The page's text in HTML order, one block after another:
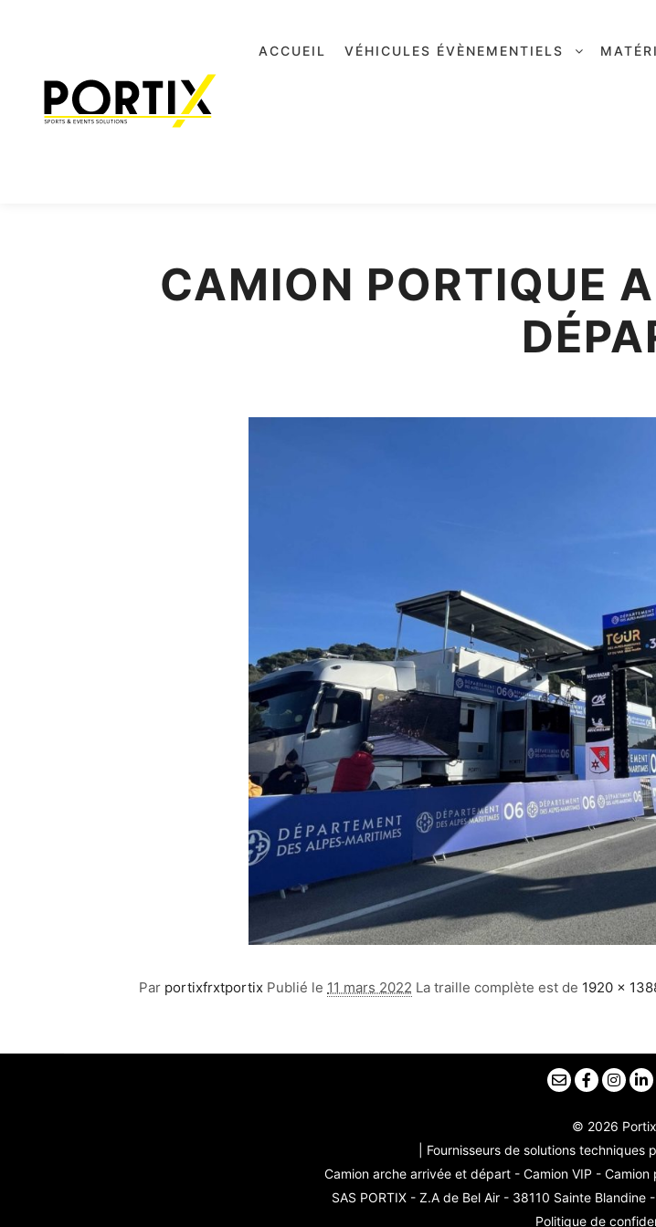
ACCUEIL VÉHICULES ÉVÈNEMENTIELS
CAMION PORTIQUE
Par portixfrxtportix Publié le 11 mars 2022 La traille complète est de 1920 ×
© 2026 Portix
| Fournisseurs de solutions techniques
Camion arche arrivée et départ - Camion VIP -
SAS PORTIX - Z.A de Bel Air - 38110 Sainte
Politique de